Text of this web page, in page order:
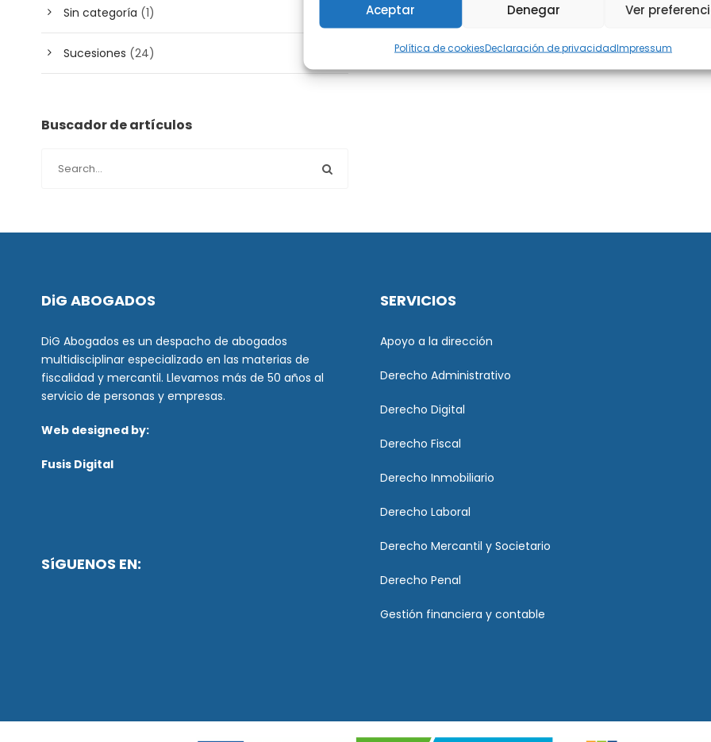
Aceptar Denegar Ver
Política de cookiesDeclaración de privacidadImpressum
Sin categoría (1)
Sucesiones (24)
Buscador de artículos
DiG ABOGADOS
DiG Abogados es un despacho de abogados
multidisciplinar especializado en las materias de
fiscalidad y mercantil. Llevamos más de 50 años al
servicio de personas y empresas.
Web designed by:
Fusis Digital
SíGUENOS EN:
SERVICIOS
Apoyo a la dirección
Derecho Administrativo
Derecho Digital
Derecho Fiscal
Derecho Inmobiliario
Derecho Laboral
Derecho Mercantil y Societario
Derecho Penal
Gestión financiera y contable